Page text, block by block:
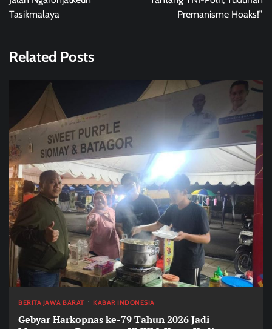
Tasikmalaya
Premanisme Hoaks!”
Related Posts
BERITA JAWA BARAT KABAR INDONESIA
Gebyar Harkopnas ke-79 Tahun 2026 Jadi